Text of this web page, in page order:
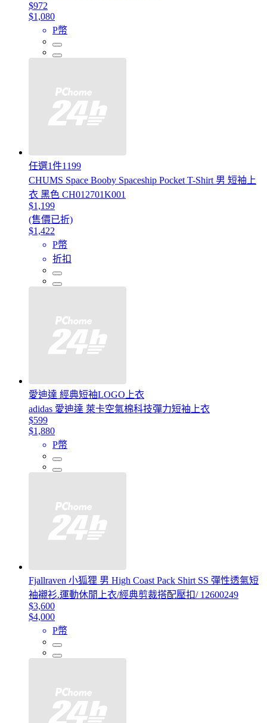
$972
$1,080
P幣
任選1件1199
CHUMS Space Booby Spaceship Pocket T-Shirt 男 短袖上
衣 黑色 CH012701K001
$1,199
(售價已折)
$1,422
P幣
折扣
愛迪達 經典短袖LOGO上衣
adidas 愛迪達 萊卡空氣棉科技彈力短袖上衣
$599
$1,880
P幣
Fjallraven 小狐狸 男 High Coast Pack Shirt SS 彈性透氣短
袖襯衫.運動休閒上衣/經典剪裁搭配壓扣/ 12600249
$3,600
$4,000
P幣